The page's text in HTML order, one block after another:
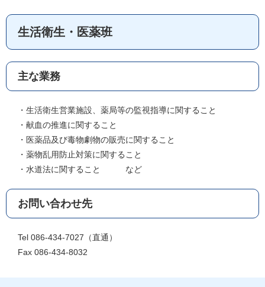
生活衛生・医薬班
主な業務
・生活衛生営業施設、薬局等の監視指導に関すること
・献血の推進に関すること
・医薬品及び毒物劇物の販売に関すること
・薬物乱用防止対策に関すること
・水道法に関すること など
お問い合わせ先
Tel 086-434-7027（直通）
Fax 086-434-8032